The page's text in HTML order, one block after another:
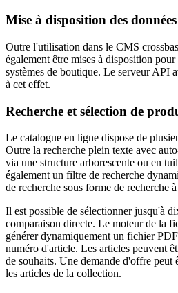
Mise à disposition des données
Outre l'utilisation dans le CMS
également être mises à disposition
systèmes de boutique. Le serveur API
à cet effet.
Recherche et sélection de
Le catalogue en ligne dispose de
Outre la recherche plein texte avec
via une structure arborescente ou en
également un filtre de recherche
de recherche sous forme de recherche
Il est possible de sélectionner jusqu'à
comparaison directe. Le moteur de la
générer dynamiquement un fichier
numéro d'article. Les articles peuvent
de souhaits. Une demande d'offre peut
les articles de la collection.